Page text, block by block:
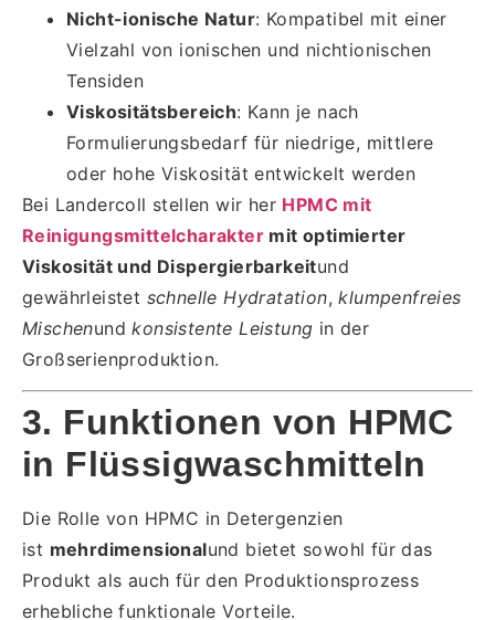
Nicht-ionische Natur: Kompatibel mit einer
Vielzahl von ionischen und nichtionischen
Tensiden
Viskositätsbereich: Kann je nach
Formulierungsbedarf für niedrige, mittlere
oder hohe Viskosität entwickelt werden
Bei Landercoll stellen wir her HPMC mit
Reinigungsmittelcharakter mit optimierter
Viskosität und Dispergierbarkeitund
gewährleistet schnelle Hydratation,klumpenfreies
Mischenundkonsistente Leistung in der
Großserienproduktion.
3. Funktionen von HPMC
in Flüssigwaschmitteln
Die Rolle von HPMC in Detergenzien
ist mehrdimensionalund bietet sowohl für das
Produkt als auch für den Produktionsprozess
erhebliche funktionale Vorteile.